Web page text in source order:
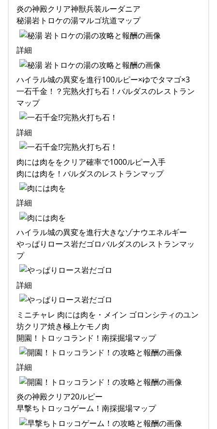
炎の神殿クリア神獣兵装ルーダニア
秘湯岩トロケの湯マルゴ坑道マップ
詳細
ハイラル城の異変を進行100ルピー×ゆでタマゴ×3
一石千金！？完熟火打ち石！バルダスのレストラン
マップ
詳細
肉には肉ををクリア確率で1000ルピー入手
肉には肉を！バルダスのレストランマップ
詳細
ハイラル城の異変を進行大きなゾナウエネルギー
やっぱりロース岩だゴロバルダスのレストランマッ
プ
詳細
ミニチャレ 肉には肉を・メイン ゴロンシティのユン
坊クリア焼き極上ケモノ肉
開園！トロッコランド！南採掘場マップ
詳細
炎の神殿クリア20ルピー
早撃ちトロッコゲーム！南採掘場マップ